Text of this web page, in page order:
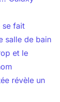
se fait
salle de bain
et le
révèle un